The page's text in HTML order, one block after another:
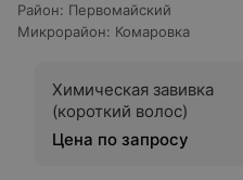
Район: Первомайский
Микрорайон: Комаровка
Химическая завивка
(короткий волос)
Цена по запросу